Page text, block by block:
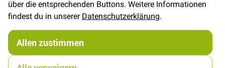
über die entsprechenden Buttons. Weitere Informationen
findest du in unsererDatenschutzerklärung.
Allen zustimmen
14,00 €
€/METER(Freie Eingabe)